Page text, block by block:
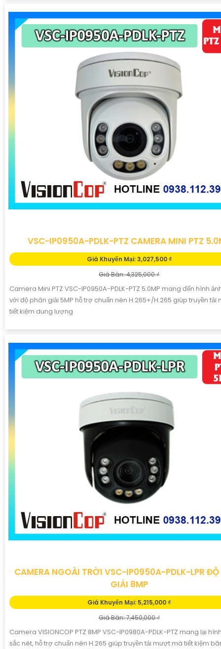
VSC-IP0950A-PDLK-PTZ CAMERA MINI PTZ
Giá Khuyến Mại: 3,027,500 ₫
Giá Bán: 4,325,000 ₫
Camera Mini PTZ VSC-IP0950A-PDLK-PTZ 5.0MP mang đến hình
với độ phân giải 5MP hỗ trợ chuẩn nén H.265+/H.265 giúp truyền tải
tiết kiệm dung lượng
CAMERA NGOÀI TRỜI VSC-IP0950A-PDLK-LPR ĐỘ
GIẢI 8MP
Giá Khuyến Mại: 5,215,000 ₫
Giá Bán: 7,450,000 ₫
Camera VISIONCOP PTZ 8MP VSC-IP0980A-PDLK-PTZ mang lại
sắc nét, hỗ trợ chuẩn nén H.265 giúp truyền tải mượt mà tiết kiệm